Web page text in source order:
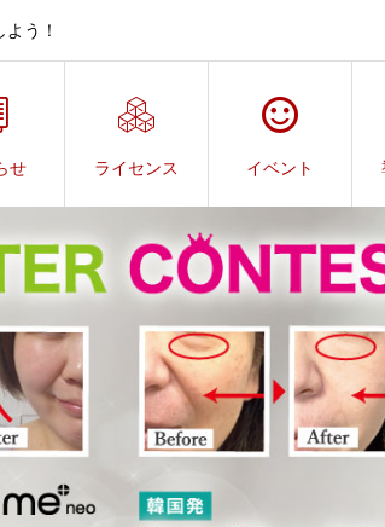
う！
せ ライセンス イベント